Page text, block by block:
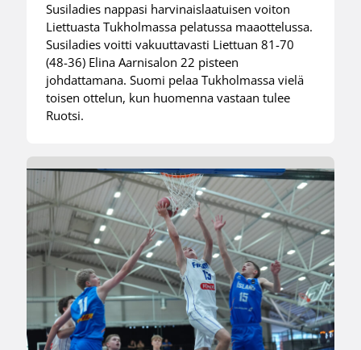
Susiladies nappasi harvinaislaatuisen voiton
Liettuasta Tukholmassa pelatussa maaottelussa.
Susiladies voitti vakuuttavasti Liettuan 81-70
(48-36) Elina Aarnisalon 22 pisteen
johdattamana. Suomi pelaa Tukholmassa vielä
toisen ottelun, kun huomenna vastaan tulee
Ruotsi.